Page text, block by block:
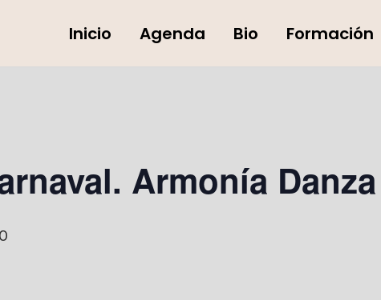
Inicio Agenda Bio Formación
Armonía Danza